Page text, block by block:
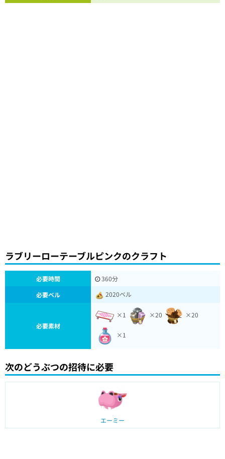
ラブリーローテーブルピンクのクラフト
必要時間
360分
必要ベル
2020ベル
必要素材
×1 ×20 ×20
×1
次のどうぶつの招待に必要
エーミー